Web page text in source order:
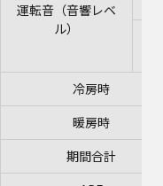
運転音（音響レベ
ル）
冷房時
暖房時
期間合計